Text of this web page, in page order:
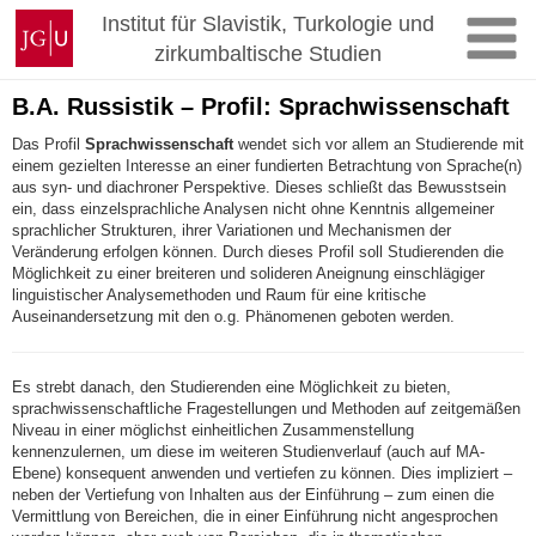
Zum
Inhalt
springen
Johannes
Gutenberg-
Universität
Mainz
Institut für Slavistik, Turkologie und
zirkumbaltische Studien
B.A. Russistik – Profil: Sprachwissenschaft
Das Profil Sprachwissenschaft wendet sich vor allem an Studierende mit
einem gezielten Interesse an einer fundierten Betrachtung von Sprache(n)
aus syn- und diachroner Perspektive. Dieses schließt das Bewusstsein
ein, dass einzelsprachliche Analysen nicht ohne Kenntnis allgemeiner
sprachlicher Strukturen, ihrer Variationen und Mechanismen der
Veränderung erfolgen können. Durch dieses Profil soll Studierenden die
Möglichkeit zu einer breiteren und solideren Aneignung einschlägiger
linguistischer Analysemethoden und Raum für eine kritische
Auseinandersetzung mit den o.g. Phänomenen geboten werden.
Es strebt danach, den Studierenden eine Möglichkeit zu bieten,
sprachwissenschaftliche Fragestellungen und Methoden auf zeitgemäßen
Niveau in einer möglichst einheitlichen Zusammenstellung
kennenzulernen, um diese im weiteren Studienverlauf (auch auf MA-
Ebene) konsequent anwenden und vertiefen zu können. Dies impliziert –
neben der Vertiefung von Inhalten aus der Einführung – zum einen die
Vermittlung von Bereichen, die in einer Einführung nicht angesprochen